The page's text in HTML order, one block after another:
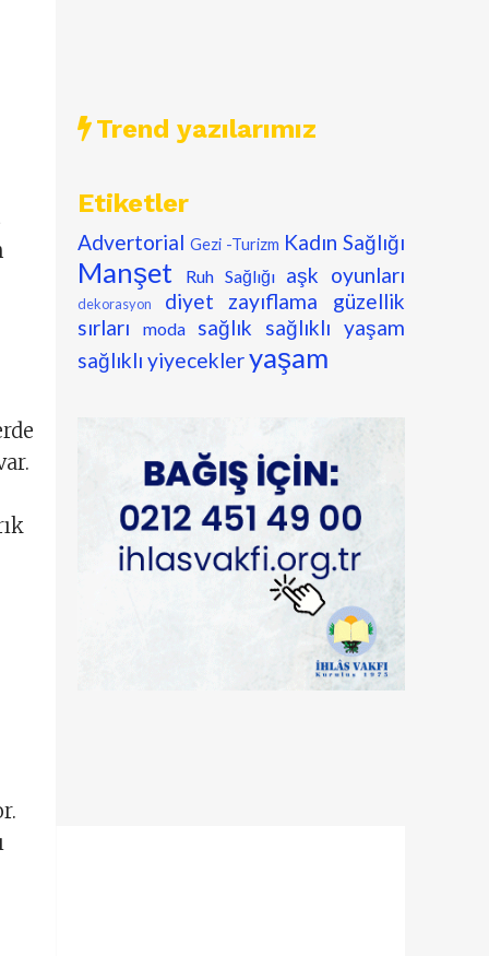
Trend yazılarımız
Etiketler
Advertorial Gezi -Turizm Kadın Sağlığı
Manşet Ruh Sağlığı aşk oyunları
dekorasyon diyet zayıflama
güzellik
sırları
moda sağlık
sağlıklı yaşam
sağlıklı yiyecekleryaşam